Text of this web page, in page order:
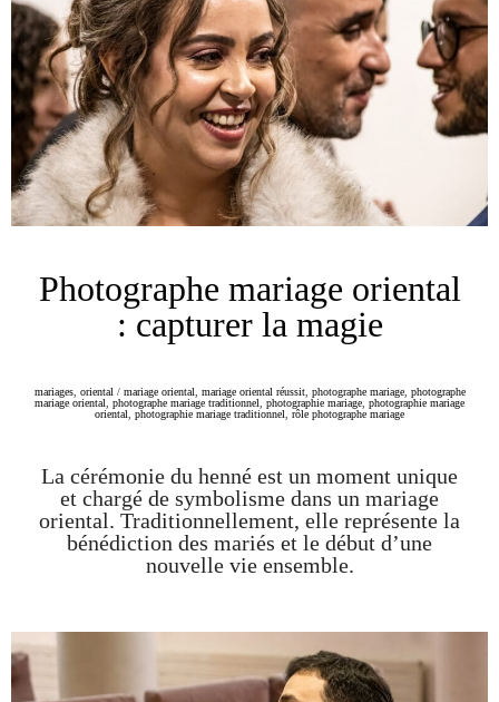
Photographe mariage oriental
: capturer la magie
mariages, oriental / mariage oriental mariage oriental réussit, photographe mariage, photographe
mariage oriental
photographe mariage traditionnel photographie mariage photographie mariage
oriental
photographie mariage traditionnel rôle photographe mariage
La cérémonie du henné est un moment unique
et chargé de symbolisme dans un mariage
oriental. Traditionnellement, elle représente la
bénédiction des mariés et le début d’une
nouvelle vie ensemble.